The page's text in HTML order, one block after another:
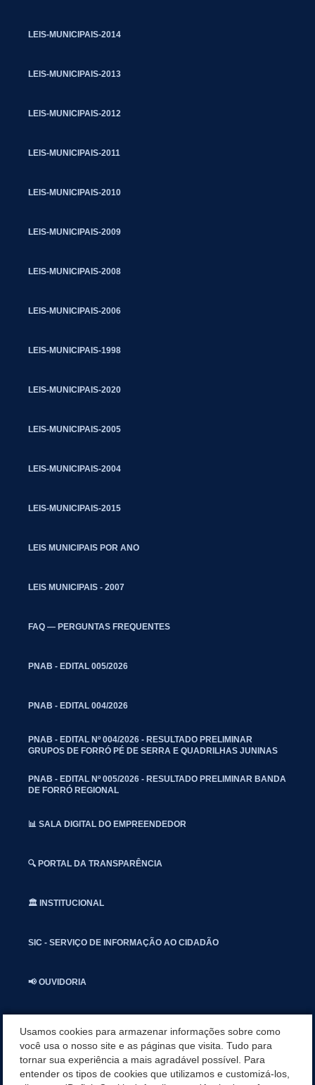
LEIS-MUNICIPAIS-2014
LEIS-MUNICIPAIS-2013
LEIS-MUNICIPAIS-2012
LEIS-MUNICIPAIS-2011
LEIS-MUNICIPAIS-2010
LEIS-MUNICIPAIS-2009
LEIS-MUNICIPAIS-2008
LEIS-MUNICIPAIS-2006
LEIS-MUNICIPAIS-1998
LEIS-MUNICIPAIS-2020
LEIS-MUNICIPAIS-2005
LEIS-MUNICIPAIS-2004
LEIS-MUNICIPAIS-2015
LEIS MUNICIPAIS POR ANO
LEIS MUNICIPAIS - 2007
FAQ — PERGUNTAS FREQUENTES
PNAB - EDITAL 005/2026
PNAB - EDITAL 004/2026
PNAB - EDITAL Nº 004/2026 - RESULTADO PRELIMINAR
GRUPOS DE FORRÓ PÉ DE SERRA E QUADRILHAS JUNINAS
PNAB - EDITAL Nº 005/2026 - RESULTADO PRELIMINAR BANDA
DE FORRÓ REGIONAL
📊 SALA DIGITAL DO EMPREENDEDOR
🔍 PORTAL DA TRANSPARÊNCIA
🏛️ INSTITUCIONAL
SIC - SERVIÇO DE INFORMAÇÃO AO CIDADÃO
📢 OUVIDORIA
📱🩺 SAUDE CONECTADA
Usamos cookies para armazenar informações sobre como
você usa o nosso site e as páginas que visita. Tudo para
tornar sua experiência a mais agradável possível. Para
entender os tipos de cookies que utilizamos e customizá-los,